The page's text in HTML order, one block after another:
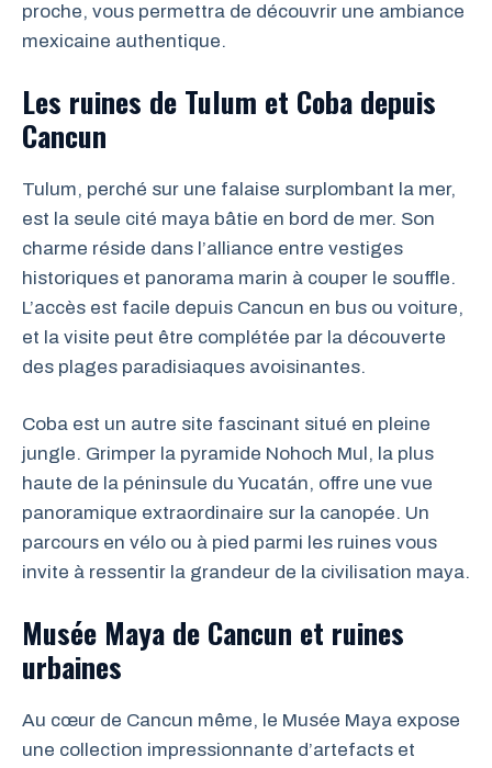
proche, vous permettra de découvrir une ambiance
mexicaine authentique.
Les ruines de Tulum et Coba depuis
Cancun
Tulum, perché sur une falaise surplombant la mer,
est la seule cité maya bâtie en bord de mer. Son
charme réside dans l’alliance entre vestiges
historiques et panorama marin à couper le souffle.
L’accès est facile depuis Cancun en bus ou voiture,
et la visite peut être complétée par la découverte
des plages paradisiaques avoisinantes.
Coba est un autre site fascinant situé en pleine
jungle. Grimper la pyramide Nohoch Mul, la plus
haute de la péninsule du Yucatán, offre une vue
panoramique extraordinaire sur la canopée. Un
parcours en vélo ou à pied parmi les ruines vous
invite à ressentir la grandeur de la civilisation maya.
Musée Maya de Cancun et ruines
urbaines
Au cœur de Cancun même, le Musée Maya expose
une collection impressionnante d’artefacts et